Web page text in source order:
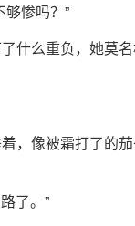
够惨吗？”
什么重负，她莫
，像被霜打了的
了。”